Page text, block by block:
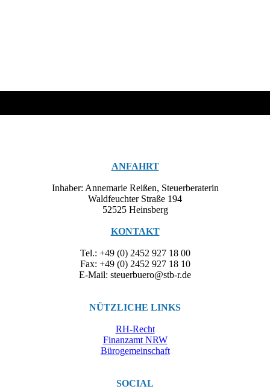
ANFAHRT
Inhaber: Annemarie Reißen, Steuerberaterin
Waldfeuchter Straße 194
52525 Heinsberg
KONTAKT
Tel.: +49 (0) 2452 927 18 00
Fax: +49 (0) 2452 927 18 10
E-Mail: steuerbuero@stb-r.de
NÜTZLICHE LINKS
RH-Recht
Finanzamt NRW
Bürogemeinschaft
SOCIAL